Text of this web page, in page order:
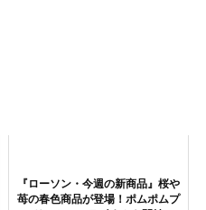
『ローソン・今週の新商品』桜や
苺の春色商品が登場！ポムポムプ